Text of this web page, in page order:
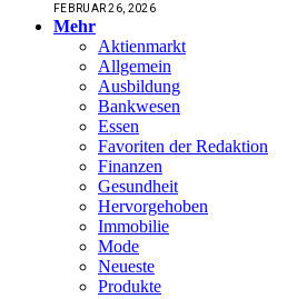
FEBRUAR 26, 2026
Mehr
Aktienmarkt
Allgemein
Ausbildung
Bankwesen
Essen
Favoriten der Redaktion
Finanzen
Gesundheit
Hervorgehoben
Immobilie
Mode
Neueste
Produkte